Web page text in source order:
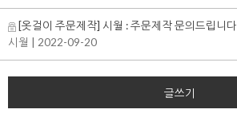
[옷걸이 주문제작] 시월 : 주문제작 문의드립니다
시월
| 2022-09-20
글쓰기